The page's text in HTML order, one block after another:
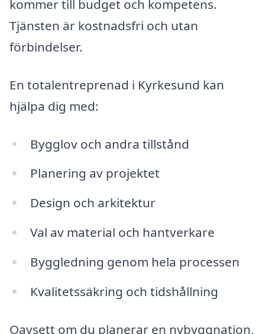
kommer till budget och kompetens.
Tjänsten är kostnadsfri och utan
förbindelser.
En totalentreprenad i Kyrkesund kan
hjälpa dig med:
Bygglov och andra tillstånd
Planering av projektet
Design och arkitektur
Val av material och hantverkare
Byggledning genom hela processen
Kvalitetssäkring och tidshållning
Oavsett om du planerar en nybyggnation,